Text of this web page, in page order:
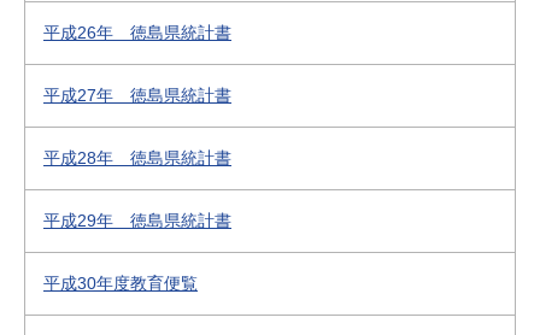
平成26年 徳島県統計書
平成27年 徳島県統計書
平成28年 徳島県統計書
平成29年 徳島県統計書
平成30年度教育便覧